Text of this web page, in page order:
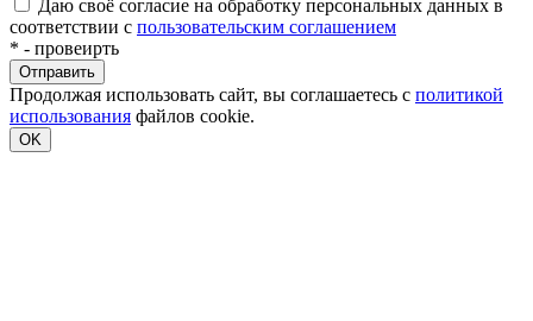
Даю своё согласие на обработку персональных данных в
соответствии с пользовательским соглашением
* - провеирть
Продолжая использовать сайт, вы соглашаетесь с политикой
использования файлов cookie.
OK